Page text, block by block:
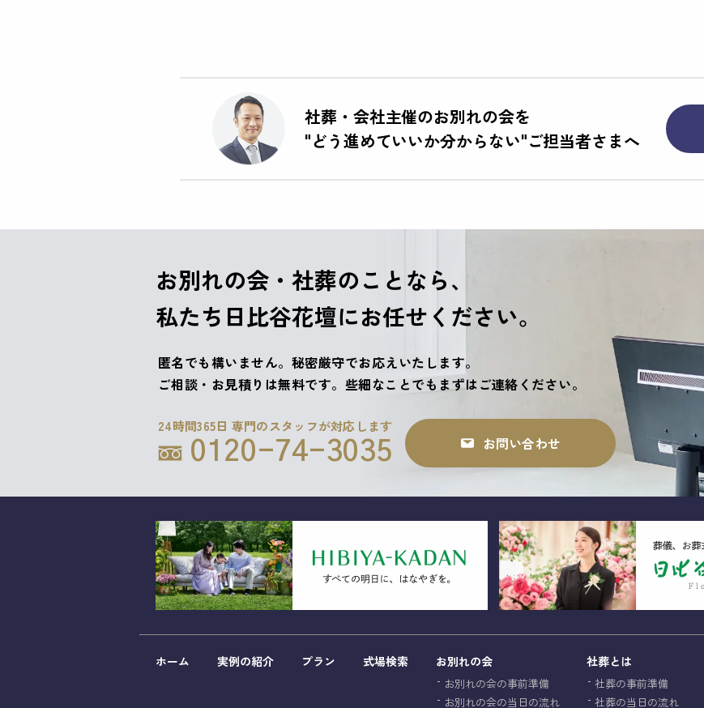
社葬・会社主催のお別れの会を
"どう進めていいか分からない"ご担当者さまへ
お別れの会・社葬のことなら、
私たち 日比谷花壇にお任せください。
匿名でも構いません。秘密厳守でお応えいたします。
ご相談・お見積りは無料です。些細なことでもまずはご連絡ください。
24時間365日 専門のスタッフが対応します
0120-74-3035 お問い合わせ
ホーム 実例の紹介 プラン 式場検索 お別れの会
お別れの会の事前準備
お別れの会の当日の流れ
社葬とは
社葬の事前準備
社葬の当日の流れ